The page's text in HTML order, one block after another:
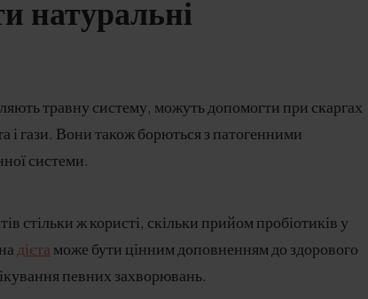
натуральні
травну систему, можуть допомогти при скаргах
і гази. Вони також борються з патогенними
системи.
стільки ж користі, скільки прийом пробіотиків у
дієта може бути цінним доповненням до здорового
певних захворювань.